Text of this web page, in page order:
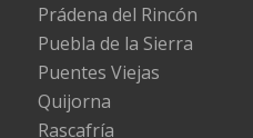
Prádena del Rincón
Puebla de la Sierra
Puentes Viejas
Quijorna
Rascafría